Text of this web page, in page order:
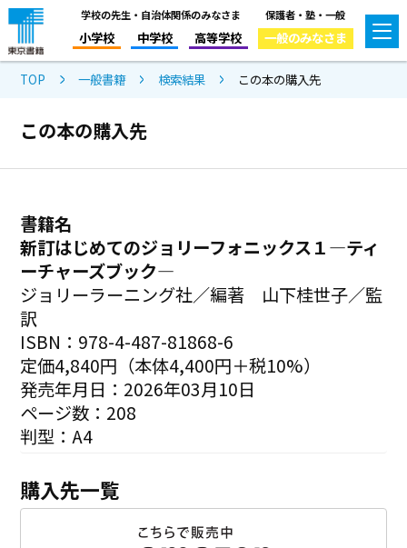
学校の先生・自治体関係のみなさま
小学校 中学校 高等学校
保護者・塾・一般
一般のみなさま
TOP 一般書籍 検索結果 この本の購入先
この本の購入先
書籍名
新訂はじめてのジョリーフォニックス１―ティ
ーチャーズブック―
ジョリーラーニング社／編著 山下桂世子／監
訳
ISBN：978-4-487-81868-6
定価4,840円（本体4,400円＋税10%）
発売年月日：2026年03月10日
ページ数：208
判型：A4
購入先一覧